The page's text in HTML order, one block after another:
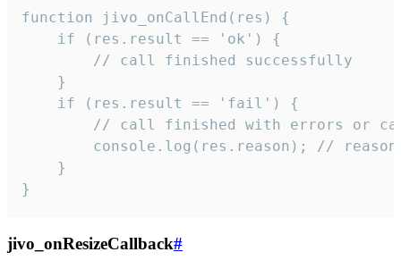
function jivo_onCallEnd(res) {
    if (res.result == 'ok') {
        // call finished successfully
    }
    if (res.result == 'fail') {
// call finished with errors or
console.log(res.reason); //
    }
}
jivo_onResizeCallback#